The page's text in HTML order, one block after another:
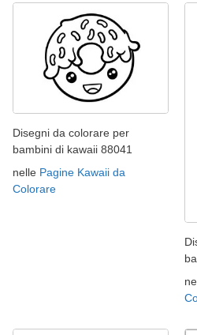
Disegni da colorare per
bambini di kawaii 88041
nelle Pagine Kawaii da
Colorare